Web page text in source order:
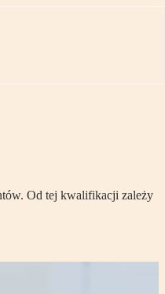
Od tej kwalifikacji zależy